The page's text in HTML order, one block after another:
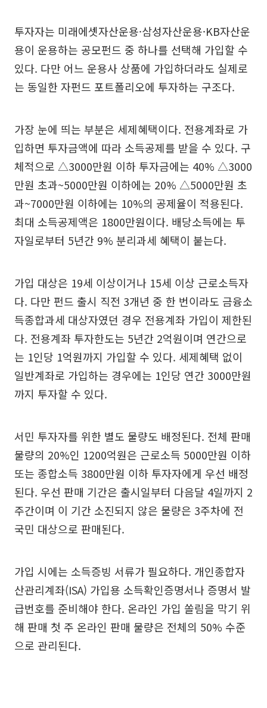
투자자는 미래에셋자산운용·삼성자산운용·KB자산운
용이 운용하는 공모펀드 중 하나를 선택해 가입할 수
있다. 다만 어느 운용사 상품에 가입하더라도 실제로
는 동일한 자펀드 포트폴리오에 투자하는 구조다.
가장 눈에 띄는 부분은 세제혜택이다. 전용계좌로 가
입하면 투자금액에 따라 소득공제를 받을 수 있다. 구
체적으로 △3000만원 이하 투자금에는 40% △3000
만원 초과~5000만원 이하에는 20% △5000만원 초
과~7000만원 이하에는 10%의 공제율이 적용된다.
최대 소득공제액은 1800만원이다. 배당소득에는 투
자일로부터 5년간 9% 분리과세 혜택이 붙는다.
가입 대상은 19세 이상이거나 15세 이상 근로소득자
다. 다만 펀드 출시 직전 3개년 중 한 번이라도 금융소
득종합과세 대상자였던 경우 전용계좌 가입이 제한된
다. 전용계좌 투자한도는 5년간 2억원이며 연간으로
는 1인당 1억원까지 가입할 수 있다. 세제혜택 없이
일반계좌로 가입하는 경우에는 1인당 연간 3000만원
까지 투자할 수 있다.
서민 투자자를 위한 별도 물량도 배정된다. 전체 판매
물량의 20%인 1200억원은 근로소득 5000만원 이하
또는 종합소득 3800만원 이하 투자자에게 우선 배정
된다. 우선 판매 기간은 출시일부터 다음달 4일까지 2
주간이며 이 기간 소진되지 않은 물량은 3주차에 전
국민 대상으로 판매된다.
가입 시에는 소득증빙 서류가 필요하다. 개인종합자
산관리계좌(ISA) 가입용 소득확인증명서나 증명서 발
급번호를 준비해야 한다. 온라인 가입 쏠림을 막기 위
해 판매 첫 주 온라인 판매 물량은 전체의 50% 수준
으로 관리된다.